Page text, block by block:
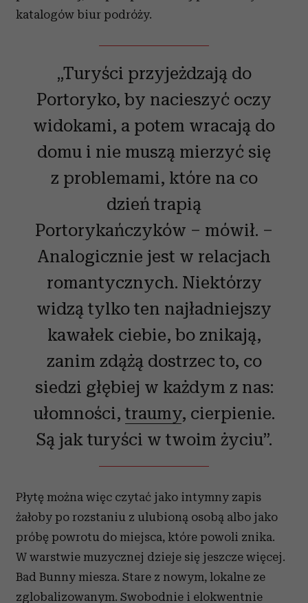
katalogów biur podróży.
„Turyści przyjeżdzają do
Portoryko, by nacieszyć oczy
widokami, a potem wracają do
domu i nie muszą mierzyć się
z problemami, które na co
dzień trapią
Portorykańczyków – mówił. –
Analogicznie jest w relacjach
romantycznych. Niektórzy
widzą tylko ten najładniejszy
kawałek ciebie, bo znikają,
zanim zdążą dostrzec to, co
siedzi głębiej w każdym z nas:
ułomności, traumy, cierpienie.
Są jak turyści w twoim życiu”.
Płytę można więc czytać jako intymny zapis
żałoby po rozstaniu z ulubioną osobą albo jako
próbę powrotu do miejsca, które powoli znika.
W warstwie muzycznej dzieje się jeszcze więcej.
Bad Bunny miesza. Stare z nowym, lokalne ze
zglobalizowanym. Swobodnie i elokwentnie